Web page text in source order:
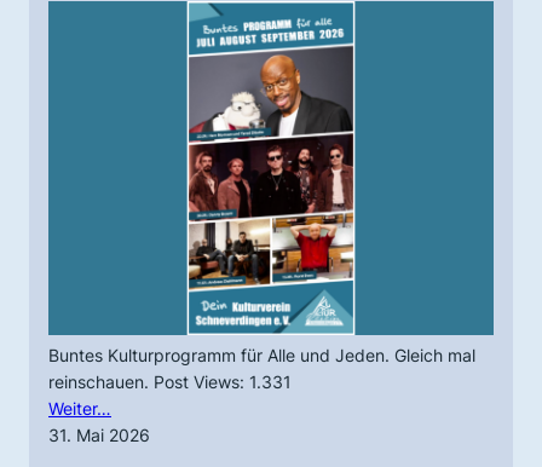
Buntes Kulturprogramm für Alle und Jeden. Gleich mal
reinschauen. Post Views: 1.331
Weiter…
31. Mai 2026